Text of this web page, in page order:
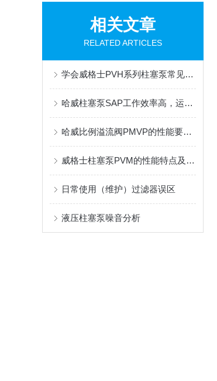
相关文章
RELATED ARTICLES
学会威格士PVH系列柱塞泵常见故障排除，既省心又省钱
哈威柱塞泵SAP工作效率高，运行流畅
哈威比例溢流阀PMVP的性能要求有哪些？这里有着详细的分析
威格士柱塞泵PVM的性能特点及主要应用途径
日常使用（维护）过滤器误区
液压柱塞泵噪音分析